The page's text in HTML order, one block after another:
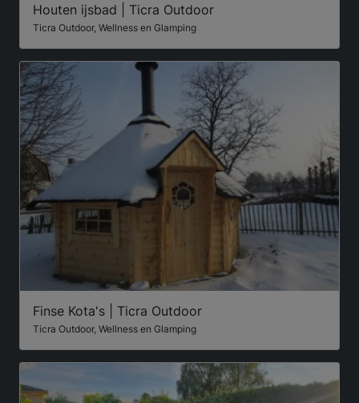
Houten ijsbad | Ticra Outdoor
Ticra Outdoor, Wellness en Glamping
Finse Kota's | Ticra Outdoor
Ticra Outdoor, Wellness en Glamping